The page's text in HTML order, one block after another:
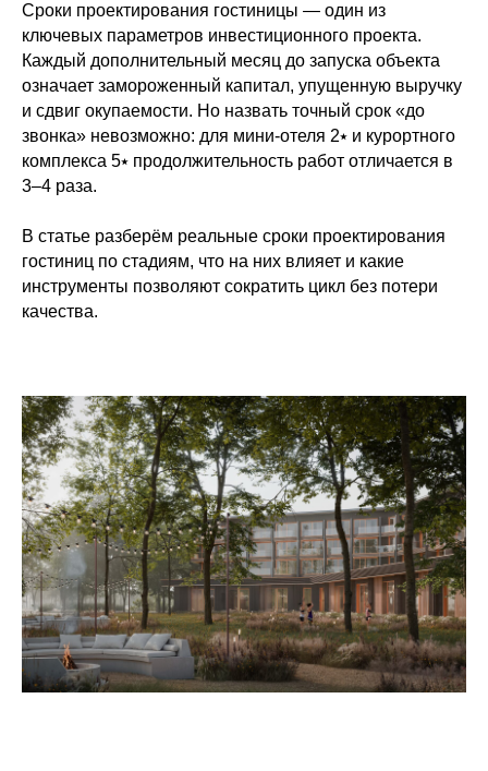
Сроки проектирования гостиницы — один из
ключевых параметров инвестиционного проекта.
Каждый дополнительный месяц до запуска объекта
означает замороженный капитал, упущенную выручку
и сдвиг окупаемости. Но назвать точный срок «до
звонка» невозможно: для мини-отеля 2⭑ и курортного
комплекса 5⭑ продолжительность работ отличается в
3–4 раза.
В статье разберём реальные сроки проектирования
гостиниц по стадиям, что на них влияет и какие
инструменты позволяют сократить цикл без потери
качества.